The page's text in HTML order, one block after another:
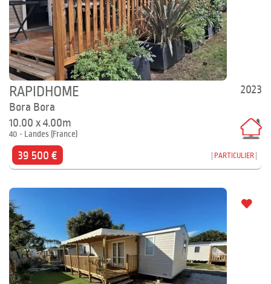
2023
RAPIDHOME
Bora Bora
10.00 x 4.00m
40 - Landes (France)
39 500 € PARTICULIER